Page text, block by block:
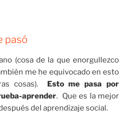
pasó
(cosa de la que enorgullezco
me he equivocado en esto
cosas). Esto me pasa por
aprender. Que es la mejor
del aprendizaje social.